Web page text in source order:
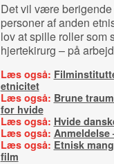
Det vil være
personer af anden
lov at spille roller som
hjertekirurg – på
Læs også:
etnicitet
Læs også: Brune
for hvide
Læs også: Hvide
Læs også: Anmeldelse
Læs også: Etnisk
film